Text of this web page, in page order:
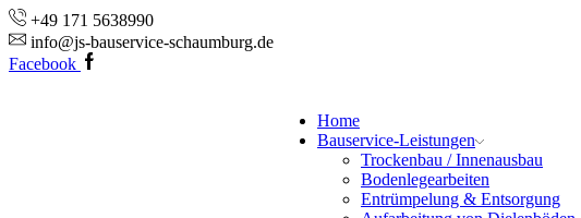
+49 171 5638990
info@js-bauservice-schaumburg.de
Facebook
Home
Bauservice-Leistungen
Trockenbau / Innenausbau
Bodenlegearbeiten
Entrümpelung & Entsorgung